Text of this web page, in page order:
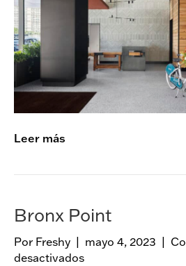
k
R
o
a
d
/
P
P
r
Leer más
Bronx Point
Por Freshy mayo 4, 2023
desactivados